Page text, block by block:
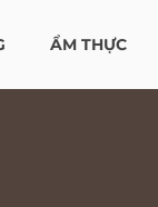
ẨM THỰC